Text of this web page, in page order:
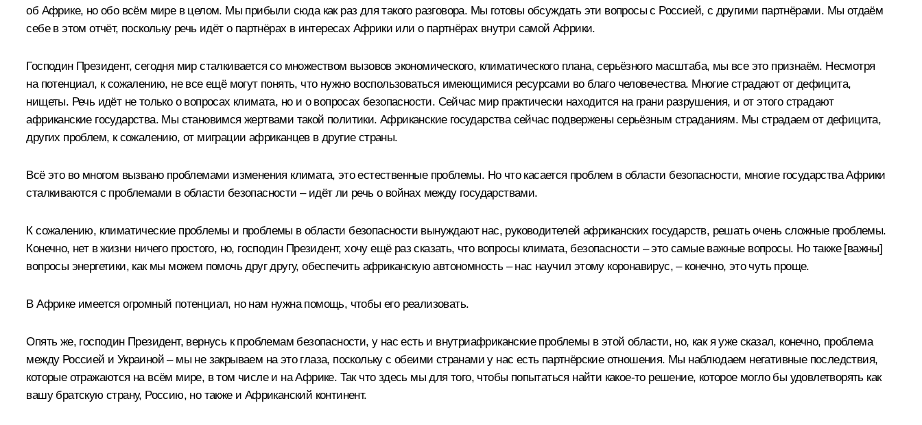
об Африке, но обо всём мире в целом. Мы прибыли сюда как раз для такого разговора. Мы готовы обсуждать эти вопросы с Россией, с другими партнёрами. Мы отдаём
себе в этом отчёт, поскольку речь идёт о партнёрах в интересах Африки или о партнёрах внутри самой Африки.
Господин Президент, сегодня мир сталкивается со множеством вызовов экономического, климатического плана, серьёзного масштаба, мы все это признаём. Несмотря
на потенциал, к сожалению, не все ещё могут понять, что нужно воспользоваться имеющимися ресурсами во благо человечества. Многие страдают от дефицита,
нищеты. Речь идёт не только о вопросах климата, но и о вопросах безопасности. Сейчас мир практически находится на грани разрушения, и от этого страдают
африканские государства. Мы становимся жертвами такой политики. Африканские государства сейчас подвержены серьёзным страданиям. Мы страдаем от дефицита,
других проблем, к сожалению, от миграции африканцев в другие страны.
Всё это во многом вызвано проблемами изменения климата, это естественные проблемы. Но что касается проблем в области безопасности, многие государства Африки
сталкиваются с проблемами в области безопасности – идёт ли речь о войнах между государствами.
К сожалению, климатические проблемы и проблемы в области безопасности вынуждают нас, руководителей африканских государств, решать очень сложные проблемы.
Конечно, нет в жизни ничего простого, но, господин Президент, хочу ещё раз сказать, что вопросы климата, безопасности – это самые важные вопросы. Но также [важны]
вопросы энергетики, как мы можем помочь друг другу, обеспечить африканскую автономность – нас научил этому коронавирус, – конечно, это чуть проще.
В Африке имеется огромный потенциал, но нам нужна помощь, чтобы его реализовать.
Опять же, господин Президент, вернусь к проблемам безопасности, у нас есть и внутриафриканские проблемы в этой области, но, как я уже сказал, конечно, проблема
между Россией и Украиной – мы не закрываем на это глаза, поскольку с обеими странами у нас есть партнёрские отношения. Мы наблюдаем негативные последствия,
которые отражаются на всём мире, в том числе и на Африке. Так что здесь мы для того, чтобы попытаться найти какое-то решение, которое могло бы удовлетворять как
вашу братскую страну, Россию, но также и Африканский континент.